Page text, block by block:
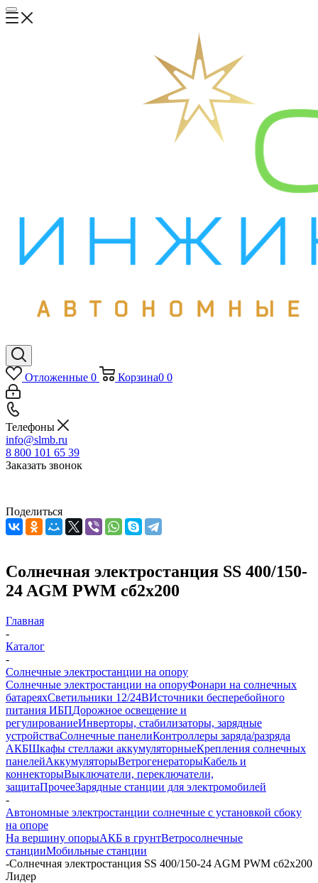
Отложенные 0 Корзина0 0
Телефоны
info@slmb.ru
8 800 101 65 39
Заказать звонок
Поделиться
Солнечная электростанция SS 400/150-
24 AGM PWM сб2x200
Главная
-
Каталог
-
Солнечные электростанции на опору
Солнечные электростанции на опоруФонари на солнечных
батареяхСветильники 12/24ВИсточники бесперебойного
питания ИБПДорожное освещение и
регулированиеИнверторы, стабилизаторы, зарядные
устройстваСолнечные панелиКонтроллеры заряда/разряда
АКБШкафы стеллажи аккумуляторныеКрепления солнечных
панелейАккумуляторыВетрогенераторыКабель и
коннекторыВыключатели, переключатели,
защитаПрочееЗарядные станции для электромобилей
-
Автономные электростанции солнечные с установкой сбоку
на опоре
На вершину опорыАКБ в грунтВетросолнечные
станцииМобильные станции
-Солнечная электростанция SS 400/150-24 AGM PWM сб2x200
Лидер